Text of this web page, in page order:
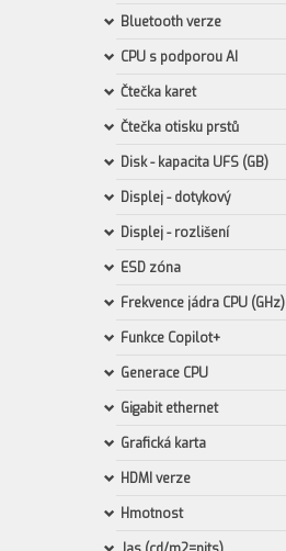
Bluetooth verze
CPU s podporou AI
Čtečka karet
Čtečka otisku prstů
Disk - kapacita UFS (GB)
Displej - dotykový
Displej - rozlišení
ESD zóna
Frekvence jádra CPU (GHz)
Funkce Copilot+
Generace CPU
Gigabit ethernet
Grafická karta
HDMI verze
Hmotnost